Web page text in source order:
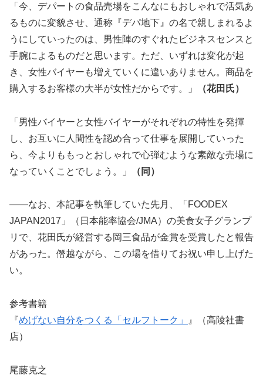
「今、デパートの食品売場をこんなにもおしゃれで活気あ
るものに変貌させ、通称『デパ地下』の名で親しまれるよ
うにしていったのは、男性陣のすぐれたビジネスセンスと
手腕によるものだと思います。ただ、いずれは変化が起
き、女性バイヤーも増えていくに違いありません。商品を
購入するお客様の大半が女性だからです。」
（花田氏）
「男性バイヤーと女性バイヤーがそれぞれの特性を発揮
し、お互いに人間性を認め合って仕事を展開していった
ら、今よりももっとおしゃれで心弾むような素敵な売場に
なっていくことでしょう。」
（同）
――なお、本記事を執筆していた先月、「FOODEX
JAPAN2017」（日本能率協会/JMA）の美食女子グランプ
リで、花田氏が経営する岡三食品が金賞を受賞したと報告
があった。僭越ながら、この場を借りてお祝い申し上げた
い。
参考書籍
『めげない自分をつくる「セルフトーク」
』（高陵社書
店）
尾藤克之